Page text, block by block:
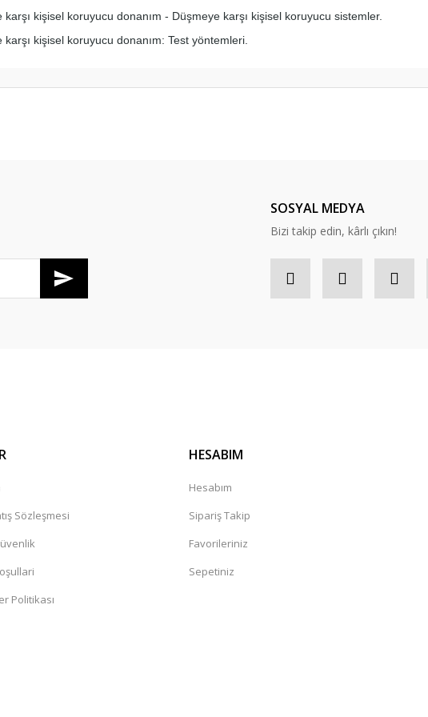
kişisel koruyucu donanım - Düşmeye karşı kişisel koruyucu sistemler.
kişisel koruyucu donanım: Test yöntemleri.
SOSYAL MEDYA
Bizi takip edin, kârlı çıkın!
Sözleşmesi
Politikası
HESABIM
Hesabım
Sipariş Takip
Favorileriniz
Sepetiniz